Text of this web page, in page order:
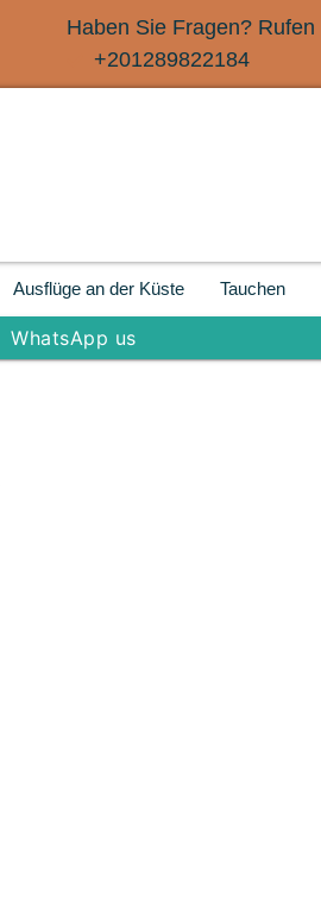
Haben Sie Fragen?
+201289822184
Ausflüge an der Küste Tauchen
WhatsApp us